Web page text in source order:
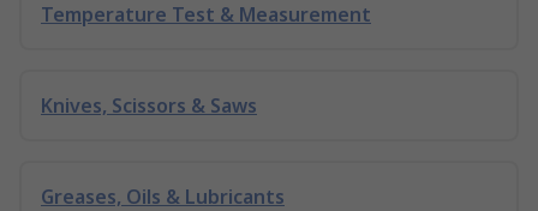
Temperature Test & Measurement
Knives, Scissors & Saws
Greases, Oils & Lubricants